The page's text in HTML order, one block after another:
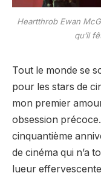
Heartthrob Ewan
qu’il
Tout le monde se
pour les stars de
mon premier
obsession
cinquantième
de cinéma qui n’a
lueur